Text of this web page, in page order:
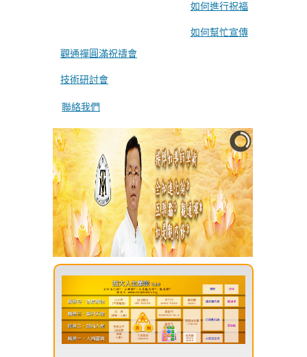
如何進行祝福
如何幫忙宣傳
觀通禪圓滿祝禱會
技術研討會
聯絡我們